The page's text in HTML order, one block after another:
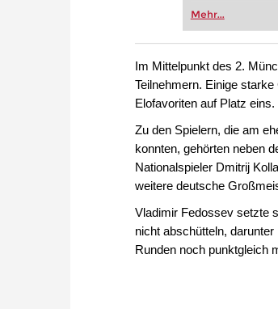
zuvor.
Mehr...
Im Mittelpunkt des 2.
Teilnehmern. Einige
Elofavoriten auf Platz eins.
Zu den Spielern, die am
konnten, gehörten neben
Nationalspieler Dmitrij
weitere deutsche
Vladimir Fedossev setzte
nicht abschütteln,
Runden noch punktgleich